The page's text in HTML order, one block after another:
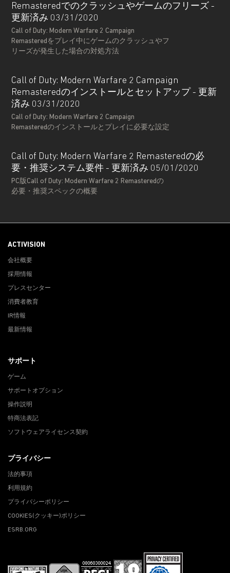
Remasteredでのクラッシュやゲームのフリーズ -
更新済み 03/31/2020
Call of Duty: Modern Warfare 2 Campaign
Remasteredをプレイ中にゲームのクラッシュやフ
リーズが発生した場合の対処方法
Call of Duty: Modern Warfare 2 Campaign
Remasteredのインストールとセットアップ - 更新
済み 03/31/2020
Call of Duty: Modern Warfare 2 Campaign
Remasteredのインストールとプレイに必要な設定
Call of Duty: Modern Warfare 2 Remasteredの必
要・推奨システム要件 - 更新済み 05/01/2020
PC版Call of Duty: Modern Warfare 2 Remasteredの
必要・推奨スペックの概要
ACTIVISION
会社概要
採用情報
プレスセンター
消費者教育
IR情報
最新情報
サポート
ゲーム
サポートオプション
操作説明
特商法表記
ソフトウェアライセンス契約
プライバシー
法的事項
利用規約
プライバシーポリシー
COOKIES(クッキー)ポリシー
ESRB.ORG